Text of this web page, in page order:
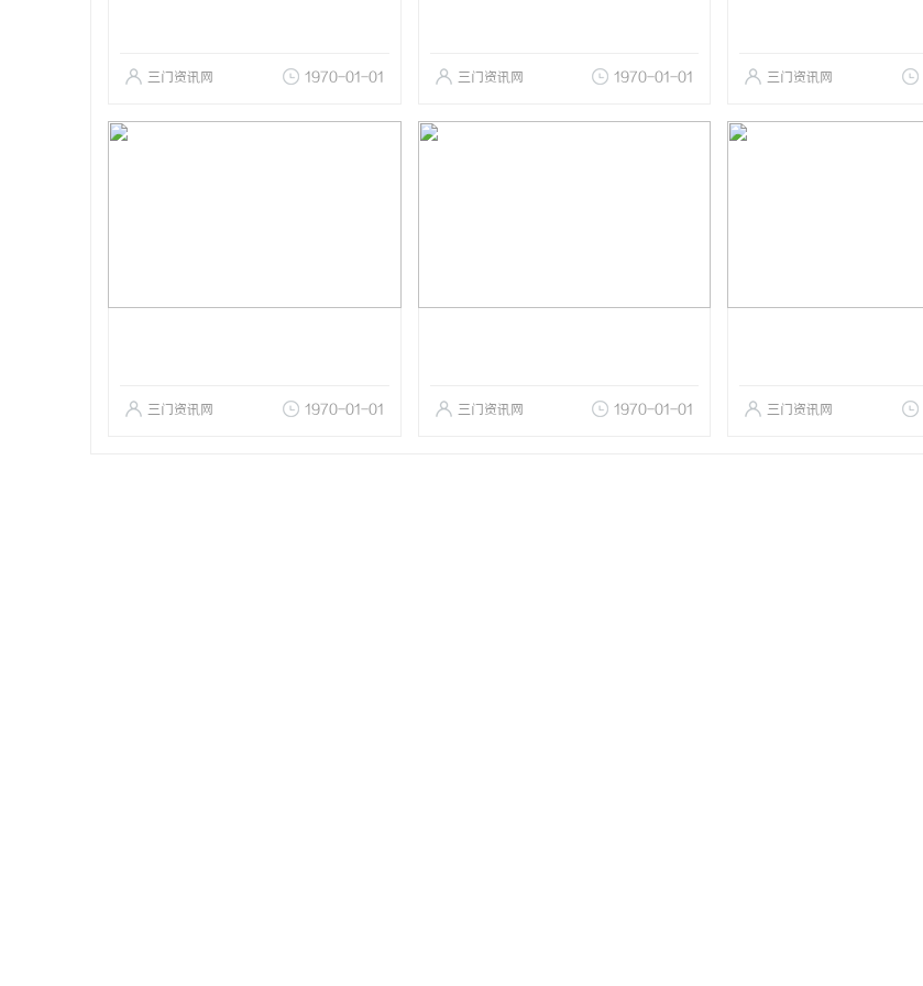
三门资讯网 1970-01-01 三门资讯网 1970-01-01 三门资讯网
三门资讯网 1970-01-01 三门资讯网 1970-01-01 三门资讯网